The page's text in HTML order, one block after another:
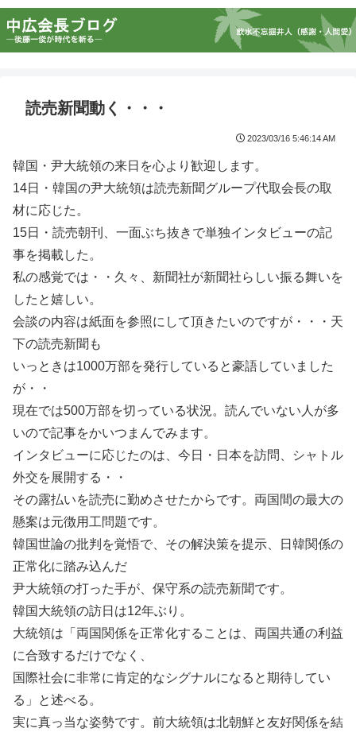
読売新聞動く・・・
2023/03/16 5:46:14 AM
韓国・尹大統領の来日を心より歓迎します。
14日・韓国の尹大統領は読売新聞グループ代取会長の取
材に応じた。
15日・読売朝刊、一面ぶち抜きで単独インタビューの記
事を掲載した。
私の感覚では・・久々、新聞社が新聞社らしい振る舞いを
したと嬉しい。
会談の内容は紙面を参照にして頂きたいのですが・・・天
下の読売新聞も
いっときは1000万部を発行していると豪語していました
が・・
現在では500万部を切っている状況。読んでいない人が多
いので記事をかいつまんでみます。
インタビューに応じたのは、今日・日本を訪問、シャトル
外交を展開する・・
その露払いを読売に勤めさせたからです。両国間の最大の
懸案は元徴用工問題です。
韓国世論の批判を覚悟で、その解決策を提示、日韓関係の
正常化に踏み込んだ
尹大統領の打った手が、保守系の読売新聞です。
韓国大統領の訪日は12年ぶり。
大統領は「両国関係を正常化することは、両国共通の利益
に合致するだけでなく、
国際社会に非常に肯定的なシグナルになると期待してい
る」と述べる。
実に真っ当な姿勢です。前大統領は北朝鮮と友好関係を結